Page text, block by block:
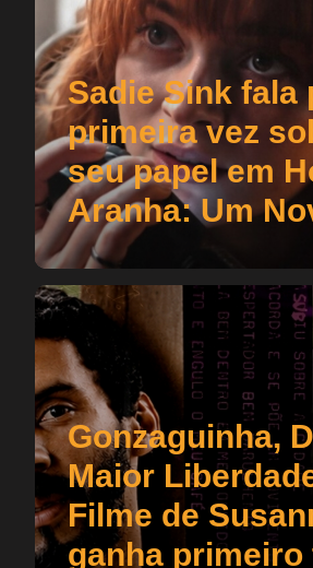
Sadie Sink fala
primeira vez
seu papel em
Aranha: Um
Gonzaguinha,
Maior
Filme de
ganha